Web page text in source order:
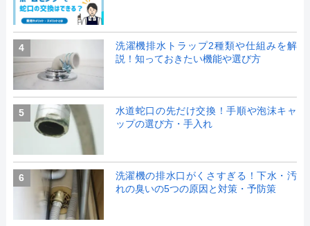
4
洗濯機排水トラップ2種類や仕組みを解
説！知っておきたい機能や選び方
5
水道蛇口の先だけ交換！手順や泡沫キャ
ップの選び方・手入れ
6
洗濯機の排水口がくさすぎる！下水・汚
れの臭いの5つの原因と対策・予防策